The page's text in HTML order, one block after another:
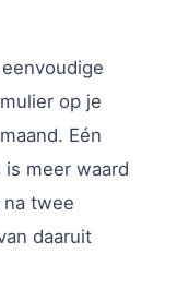
op je
Eén
meer waard
twee
daaruit